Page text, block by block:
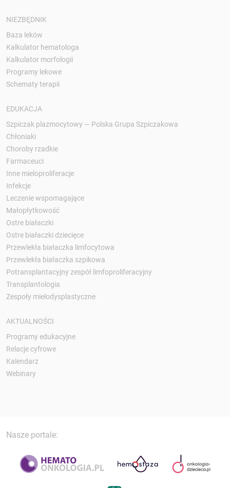
NIEZBĘDNIK
Baza leków
Kalkulator hematologa
Kalkulator morfologii
Programy lekowe
Schematy terapii
EDUKACJA
Szpiczak plazmocytowy — Polska Grupa Szpiczakowa
Chłoniaki
Choroby rzadkie
Farmaceuci
Inne mieloproliferacje
Infekcje
Leczenie wspomagające
Małopłytkowość
Ostre białaczki
Ostre białaczki dziecięce
Przewlekła białaczka limfocytowa
Przewlekła białaczka szpikowa
Potransplantacyjny zespół limfoproliferacyjny
Transplantologia
Zespoły mielodysplastyczne
AKTUALNOŚCI
Programy edukacyjne
Relacje cyfrowe
Kalendarz
Webinary
Nasze portale: